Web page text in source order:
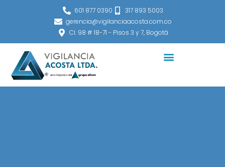
601 877 0390
317 893 5003
gerencia@vigilanciaacosta.com.co
Cl. 98 # 18-71 - Pisos 3 y 7, Bogotá